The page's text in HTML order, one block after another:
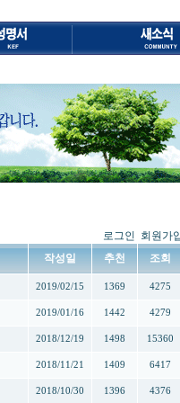
로그인 회원가
작성일 추천 조회
2019/02/15 1369 4275
2019/01/16 1442 4279
2018/12/19 1498 15360
2018/11/21 1409 6417
2018/10/30 1396 4376